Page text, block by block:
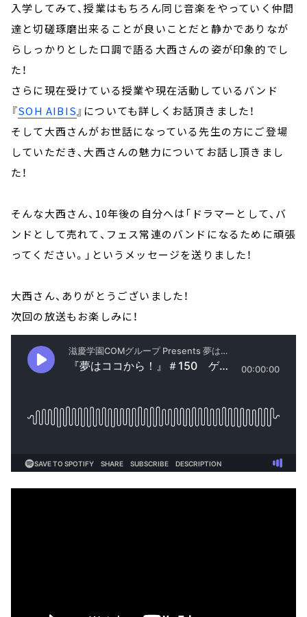
入学してみて、授業はもちろん同じ音楽をやっていく仲間
達と切磋琢磨出来ることが良いことだと静かでありなが
らしっかりとした口調で語る大西さんの姿が印象的でし
た！
さらに現在受けている授業や現在活動しているバンド
『SOH AIBIS』についても詳しくお話頂きました！
そして大西さんがお世話になっている先生の方にご登場
していただき、大西さんの魅力についてお話し頂きまし
た！
そんな大西さん、10年後の自分へは「ドラマーとして、バ
ンドとして売れて、フェス常連のバンドになるために頑張
ってください。」というメッセージを送りました！
大西さん、ありがとうございました！
次回の放送もお楽しみに！